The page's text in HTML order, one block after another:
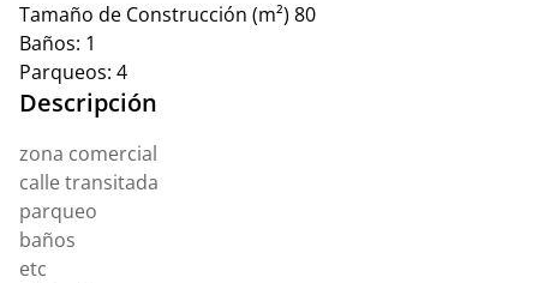
Tamaño de Construcción (m²) 80
Baños: 1
Parqueos: 4
Descripción
zona comercial
calle transitada
parqueo
baños
etc